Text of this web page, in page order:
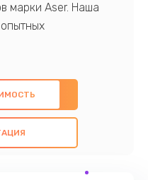
марки Aser. Наша
знаниями и
ремонт с
компонентов, а
всех
- предоставить
их потребности